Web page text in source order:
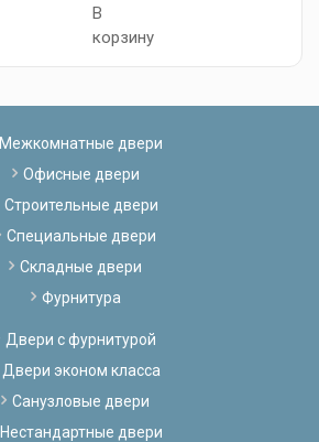
В
корзину
Межкомнатные двери
Офисные двери
Строительные двери
Специальные двери
Складные двери
Фурнитура
Двери с фурнитурой
Двери эконом класса
Санузловые двери
Нестандартные двери